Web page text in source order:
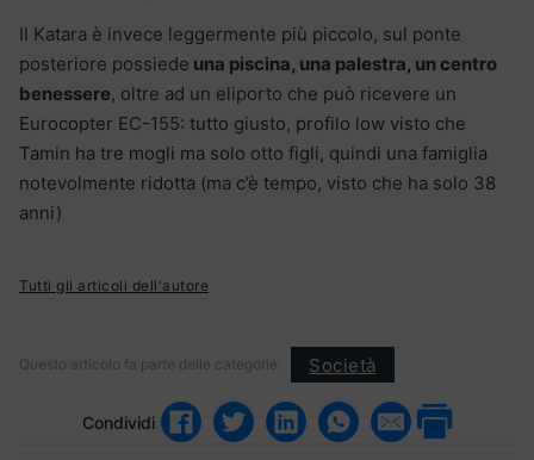
Il Katara è invece leggermente più piccolo, sul ponte
posteriore possiede una piscina, una palestra, un centro
benessere, oltre ad un eliporto che può ricevere un
Eurocopter EC-155: tutto giusto, profilo low visto che
Tamin ha tre mogli ma solo otto figli, quindi una famiglia
notevolmente ridotta (ma c’è tempo, visto che ha solo 38
anni)
Tutti gli articoli dell'autore
Questo articolo fa parte delle categorie: Società
Condividi